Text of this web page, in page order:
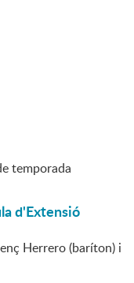
temporada
d'Extensió
Herrero (baríton) i